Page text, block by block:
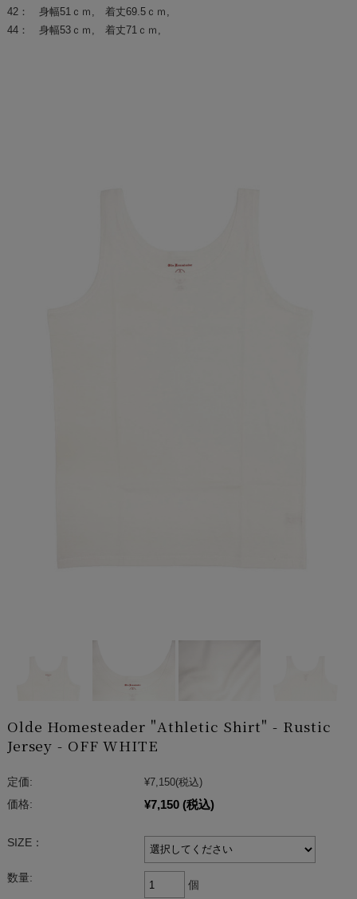
42： 身幅51ｃｍ, 着丈69.5ｃｍ,
44： 身幅53ｃｍ, 着丈71ｃｍ,
Olde Homesteader "Athletic Shirt" - Rustic
Jersey - OFF WHITE
定価: ¥7,150(税込)
価格:
¥7,150 (税込)
SIZE：
数量:
個